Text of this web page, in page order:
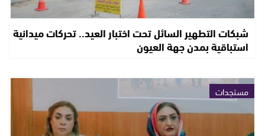
شبكات التطهير السائل تحت اختبار العيد.. تحركات ميدانية
استباقية بمدن جهة العيون
مستجدات